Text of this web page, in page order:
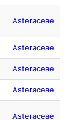
Asteraceae
Asteraceae
Asteraceae
Asteraceae
Asteraceae